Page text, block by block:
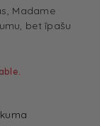
Madame
bet īpašu